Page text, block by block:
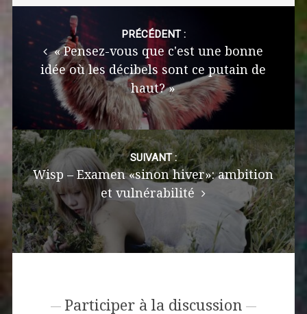
navigation
PRÉCÉDENT :
« Pensez-vous que c'est une bonne
idée où les décibels sont ce putain de
haut? »
SUIVANT :
Wisp – Examen «sinon hiver»: ambition
et vulnérabilité
Participer à la discussion